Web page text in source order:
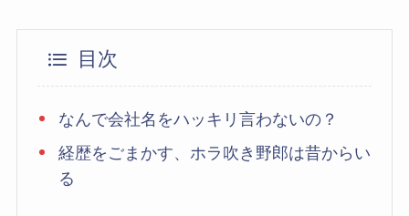
目次
なんで会社名をハッキリ言わないの？
経歴をごまかす、ホラ吹き野郎は昔からい
る